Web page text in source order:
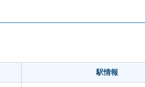
駅情報